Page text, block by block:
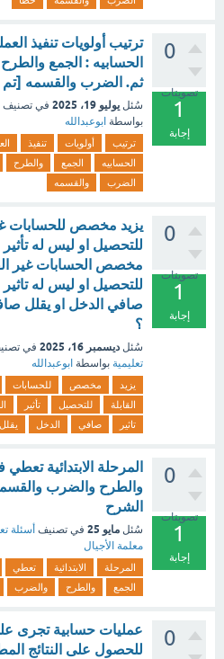
0
تصويتات
1
إجابة
ترتيب أولويات تنفيذ
الحسابيه : الجمع
ثم. الضرب والقسمه [تم
سُئل يوليو 19، 2025 في تصنيف
بواسطة ابوعبدالله
ترتيب أولويات تنفيذ
الحسابيه
الجمع والطرح
الضرب
والقسمه
0
تصويتات
1
إجابة
يزيد مخصص للحسابات
للتحصيل او ليس له
مخصص الحسابات غير
للتحصيل او ليس له
صافي الدخل او يقلل
؟
سُئل ديسمبر 16، 2025 في
تعليمية بواسطة ابوعبدالله
يزيد مخصص للحسابات
القابلة
للتحصيل تأثير
تاثير
صافي الدخل يقلل
0
تصويتات
1
إجابة
المرحلة الابتدائية
والطرح والضرب
الشرح
سُئل مايو 25 في تصنيف أسئلة
معلمة الأجيال
المرحلة الابتدائية تعطي
الجمع
والطرح والضرب
0
عمليات حسابية تجرى
للحصول على النتائج